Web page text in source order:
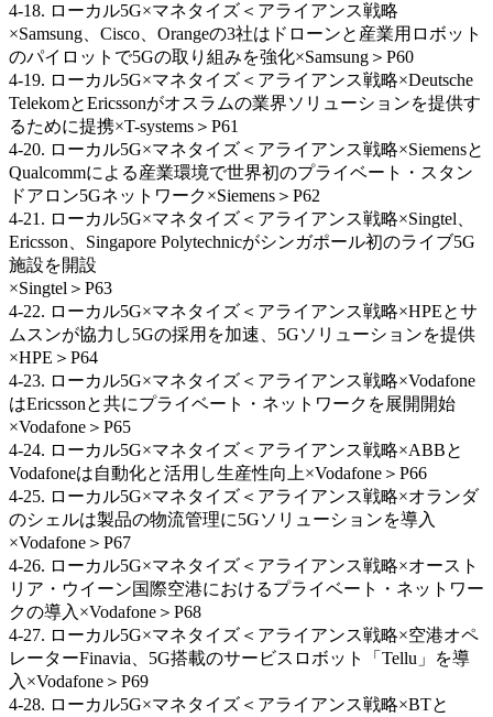
4-18. ローカル5G×マネタイズ＜アライアンス戦略
×Samsung、Cisco、Orangeの3社はドローンと産業用ロボット
のパイロットで5Gの取り組みを強化×Samsung＞P60
4-19. ローカル5G×マネタイズ＜アライアンス戦略×Deutsche
TelekomとEricssonがオスラムの業界ソリューションを提供す
るために提携×T-systems＞P61
4-20. ローカル5G×マネタイズ＜アライアンス戦略×Siemensと
Qualcommによる産業環境で世界初のプライベート・スタン
ドアロン5Gネットワーク×Siemens＞P62
4-21. ローカル5G×マネタイズ＜アライアンス戦略×Singtel、
Ericsson、Singapore Polytechnicがシンガポール初のライブ5G
施設を開設
×Singtel＞P63
4-22. ローカル5G×マネタイズ＜アライアンス戦略×HPEとサ
ムスンが協力し5Gの採用を加速、5Gソリューションを提供
×HPE＞P64
4-23. ローカル5G×マネタイズ＜アライアンス戦略×Vodafone
はEricssonと共にプライベート・ネットワークを展開開始
×Vodafone＞P65
4-24. ローカル5G×マネタイズ＜アライアンス戦略×ABBと
Vodafoneは自動化と活用し生産性向上×Vodafone＞P66
4-25. ローカル5G×マネタイズ＜アライアンス戦略×オランダ
のシェルは製品の物流管理に5Gソリューションを導入
×Vodafone＞P67
4-26. ローカル5G×マネタイズ＜アライアンス戦略×オースト
リア・ウイーン国際空港におけるプライベート・ネットワー
クの導入×Vodafone＞P68
4-27. ローカル5G×マネタイズ＜アライアンス戦略×空港オペ
レーターFinavia、5G搭載のサービスロボット「Tellu」を導
入×Vodafone＞P69
4-28. ローカル5G×マネタイズ＜アライアンス戦略×BTと